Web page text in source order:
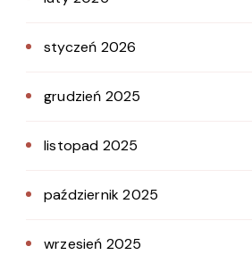
styczeń 2026
grudzień 2025
listopad 2025
październik 2025
wrzesień 2025